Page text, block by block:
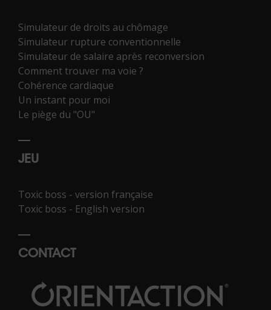
Simulateur de droits au chômage
Simulateur rupture conventionnelle
Simulateur de salaire après reconversion
Comment trouver ma voie ?
Cohérence cardiaque
Un instant pour moi
Le piège du "OU"
JEU
Toxic boss - version française
Toxic boss - English version
CONTACT